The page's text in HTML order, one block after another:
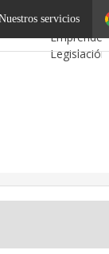
servicios
2013
Legislación